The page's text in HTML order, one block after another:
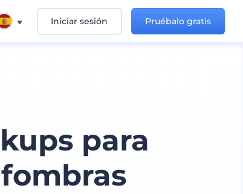
Iniciar sesión Pruébalo gratis
para